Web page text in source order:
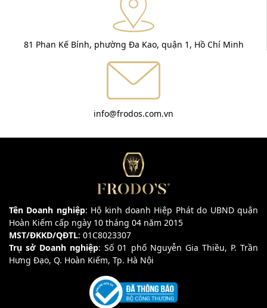
81 Phan Kế Bính, phường Đa Kao, quận 1, Hồ Chí Minh
info@frodos.com.vn
Tên Doanh nghiệp: Hộ kinh doanh Hiệp Phát do UBND quận
Hoàn Kiếm cấp ngày 10 tháng 04 năm 2015
MST/ĐKKD/QĐTL: 01C8023307
Trụ sở Doanh nghiệp: Số 01 phố Nguyễn Gia Thiều, P. Trần
Hưng Đạo, Q. Hoàn Kiếm, Tp. Hà Nội